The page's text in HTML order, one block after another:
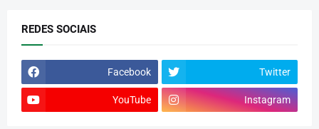
REDES SOCIAIS
Facebook Twitter
YouTube Instagram